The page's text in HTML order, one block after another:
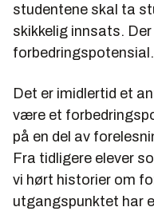
studentene skal ta
skikkelig innsats.
forbedringspotensial.
Det er imidlertid et
være et
på en del av
Fra tidligere elever
vi hørt historier om
utgangspunktet har